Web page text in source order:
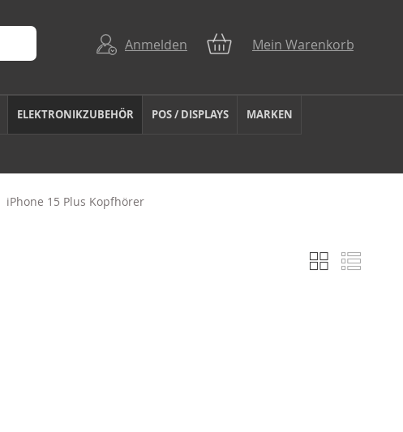
Anmelden Mein Warenkorb
ELEKTRONIKZUBEHÖR POS / DISPLAYS MARKEN
iPhone 15 Plus Kopfhörer
Anzeigen
als
Liste Liste